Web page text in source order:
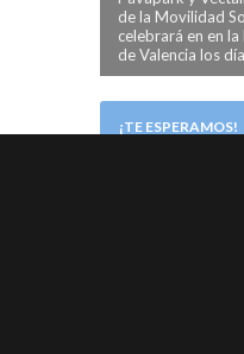
de la Movilidad
celebrará en en
de Valencia los
¡TE ESPERAMOS!